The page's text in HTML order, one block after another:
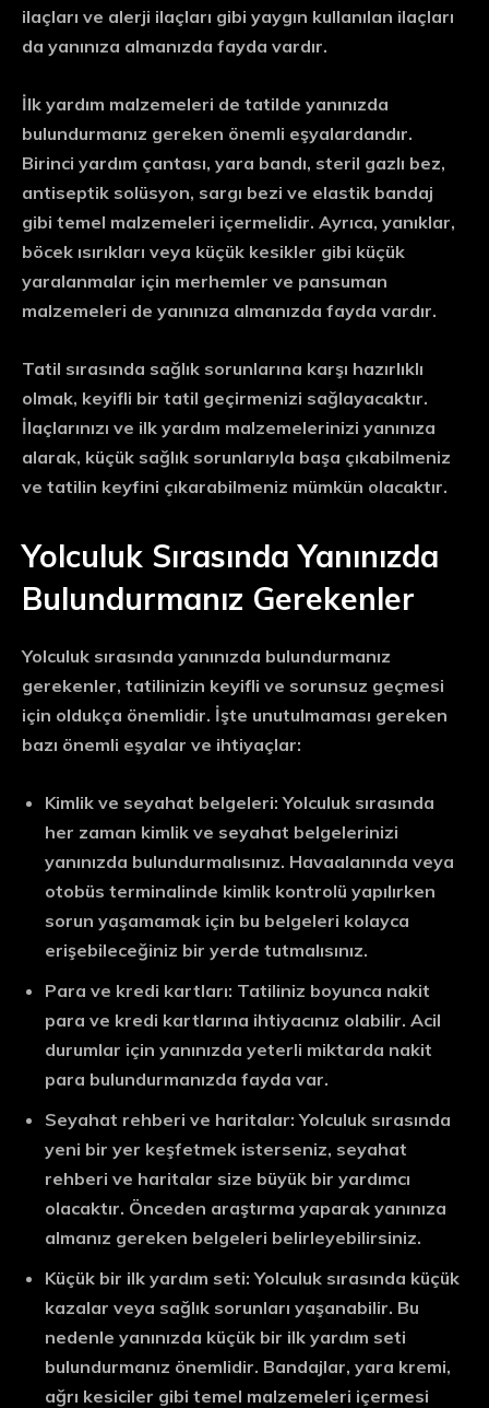
ilaçları ve alerji ilaçları gibi yaygın kullanılan ilaçları
da yanınıza almanızda fayda vardır.
İlk yardım malzemeleri de tatilde yanınızda
bulundurmanız gereken önemli eşyalardandır.
Birinci yardım çantası, yara bandı, steril gazlı bez,
antiseptik solüsyon, sargı bezi ve elastik bandaj
gibi temel malzemeleri içermelidir. Ayrıca, yanıklar,
böcek ısırıkları veya küçük kesikler gibi küçük
yaralanmalar için merhemler ve pansuman
malzemeleri de yanınıza almanızda fayda vardır.
Tatil sırasında sağlık sorunlarına karşı hazırlıklı
olmak, keyifli bir tatil geçirmenizi sağlayacaktır.
İlaçlarınızı ve ilk yardım malzemelerinizi yanınıza
alarak, küçük sağlık sorunlarıyla başa çıkabilmeniz
ve tatilin keyfini çıkarabilmeniz mümkün olacaktır.
Yolculuk Sırasında Yanınızda
Bulundurmanız Gerekenler
Yolculuk sırasında yanınızda bulundurmanız
gerekenler, tatilinizin keyifli ve sorunsuz geçmesi
için oldukça önemlidir. İşte unutulmaması gereken
bazı önemli eşyalar ve ihtiyaçlar:
Kimlik ve seyahat belgeleri: Yolculuk sırasında
her zaman kimlik ve seyahat belgelerinizi
yanınızda bulundurmalısınız. Havaalanında veya
otobüs terminalinde kimlik kontrolü yapılırken
sorun yaşamamak için bu belgeleri kolayca
erişebileceğiniz bir yerde tutmalısınız.
Para ve kredi kartları: Tatiliniz boyunca nakit
para ve kredi kartlarına ihtiyacınız olabilir. Acil
durumlar için yanınızda yeterli miktarda nakit
para bulundurmanızda fayda var.
Seyahat rehberi ve haritalar: Yolculuk sırasında
yeni bir yer keşfetmek isterseniz, seyahat
rehberi ve haritalar size büyük bir yardımcı
olacaktır. Önceden araştırma yaparak yanınıza
almanız gereken belgeleri belirleyebilirsiniz.
Küçük bir ilk yardım seti: Yolculuk sırasında küçük
kazalar veya sağlık sorunları yaşanabilir. Bu
nedenle yanınızda küçük bir ilk yardım seti
bulundurmanız önemlidir. Bandajlar, yara kremi,
ağrı kesiciler gibi temel malzemeleri içermesi